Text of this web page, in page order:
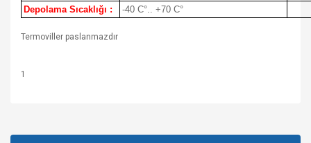
Depolama Sıcaklığı :
-40 C°.. +70 C°
Termoviller paslanmazdır
1
kullanarak tarafımıza iletebilirsiniz.